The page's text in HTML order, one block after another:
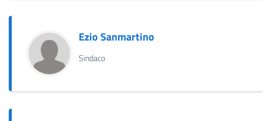
Ezio Sanmartino
Sindaco